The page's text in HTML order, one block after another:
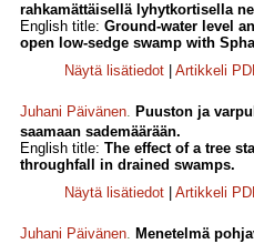
rahkamättäisellä lyhytkortisella
English title: Ground-water level
open low-sedge swamp with
Näytä lisätiedot
Artikkeli
Juhani Päivänen. Puuston ja
saamaan sademäärään.
English title: The effect of a tree
throughfall in drained swamps.
Näytä lisätiedot
Artikkeli
Juhani Päivänen. Menetelmä